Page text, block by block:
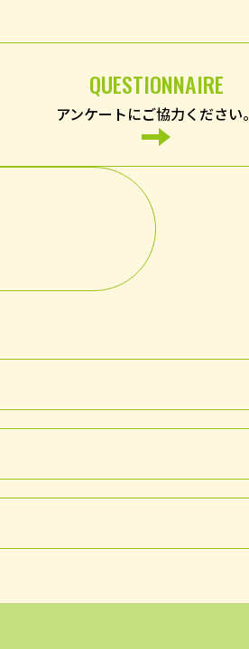
QUESTIONNAIRE
アンケートにご協力ください。